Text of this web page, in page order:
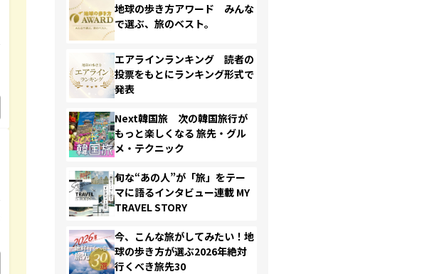
地球の歩き方アワード みんな
で選ぶ、旅のベスト。
エアラインランキング 読者の
投票をもとにランキング形式で
発表
Next韓国旅 次の韓国旅行が
もっと楽しくなる 旅先・グル
メ・テクニック
旬な“あの人”が「旅」をテー
マに語るインタビュー連載 MY
TRAVEL STORY
今、こんな旅がしてみたい！地
球の歩き方が選ぶ2026年絶対
行くべき旅先30